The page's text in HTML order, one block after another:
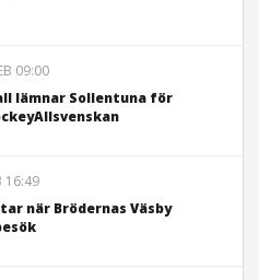
09:00
lämnar Sollentuna för
16:49
när Brödernas Väsby